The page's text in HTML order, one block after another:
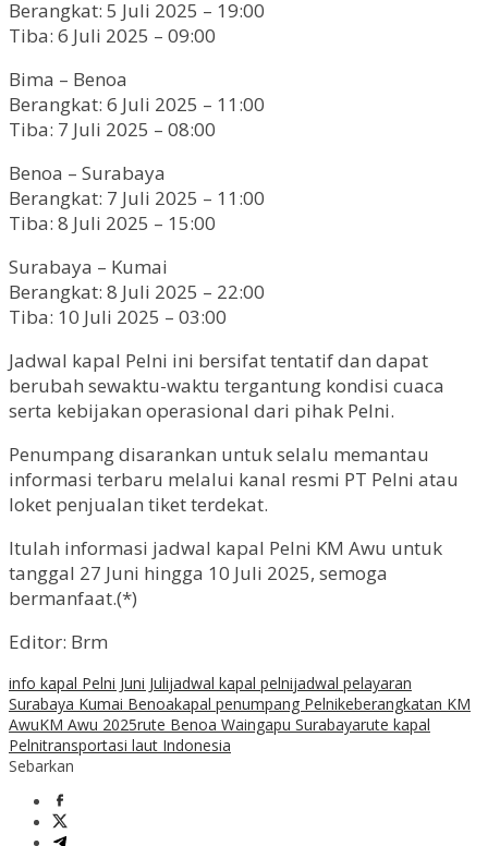
Berangkat: 5 Juli 2025 – 19:00
Tiba: 6 Juli 2025 – 09:00
Bima – Benoa
Berangkat: 6 Juli 2025 – 11:00
Tiba: 7 Juli 2025 – 08:00
Benoa – Surabaya
Berangkat: 7 Juli 2025 – 11:00
Tiba: 8 Juli 2025 – 15:00
Surabaya – Kumai
Berangkat: 8 Juli 2025 – 22:00
Tiba: 10 Juli 2025 – 03:00
Jadwal kapal Pelni ini bersifat tentatif dan dapat
berubah sewaktu-waktu tergantung kondisi cuaca
serta kebijakan operasional dari pihak Pelni.
Penumpang disarankan untuk selalu memantau
informasi terbaru melalui kanal resmi PT Pelni atau
loket penjualan tiket terdekat.
Itulah informasi jadwal kapal Pelni KM Awu untuk
tanggal 27 Juni hingga 10 Juli 2025, semoga
bermanfaat.(*)
Editor: Brm
info kapal Pelni Juni Julijadwal kapal pelnijadwal pelayaran
Surabaya Kumai Benoakapal penumpang Pelnikeberangkatan KM
AwuKM Awu 2025rute Benoa Waingapu Surabayarute kapal
Pelnitransportasi laut Indonesia
Sebarkan